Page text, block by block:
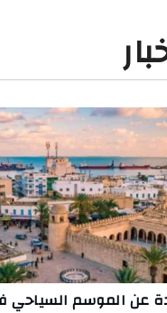
عن الموسم